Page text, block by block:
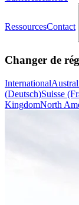
RessourcesContact
Changer de
International
(Deutsch)Suisse
KingdomNorth